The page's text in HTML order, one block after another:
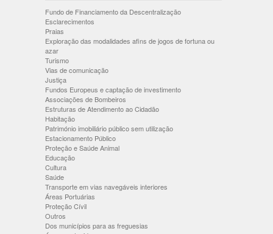
Fundo de Financiamento da Descentralização
Esclarecimentos
Praias
Exploração das modalidades afins de jogos de fortuna ou
azar
Turismo
Vias de comunicação
Justiça
Fundos Europeus e captação de investimento
Associações de Bombeiros
Estruturas de Atendimento ao Cidadão
Habitação
Património imobiliário público sem utilização
Estacionamento Público
Proteção e Saúde Animal
Educação
Cultura
Saúde
Transporte em vias navegáveis interiores
Áreas Portuárias
Proteção Cívil
Outros
Dos municípios para as freguesias